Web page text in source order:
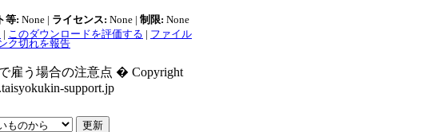
等: None | ライセンス: None | 制限: None
| このダウンロードを評価する | ファイル
ク切れを報告
雇う場合の注意点 � Copyright
support.jp